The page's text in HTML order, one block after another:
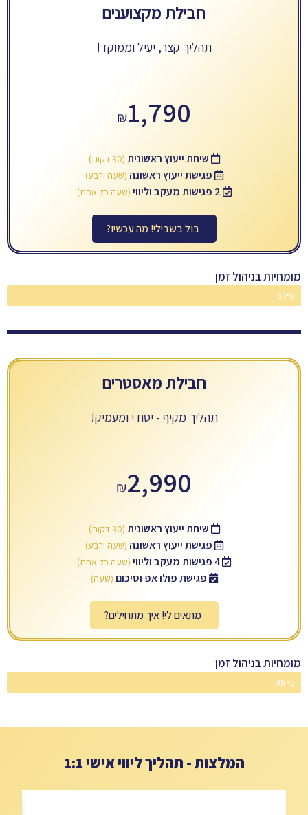
חבילת מקצוענים
תהליך קצר, יעיל וממוקד!
₪1,790
שיחת ייעוץ ראשונית (30 דקות)
פגישת ייעוץ ראשונה (שעה ורבע)
(שעה כל אחת)
בול בשבילי! מה עכשיו?
מומחיות בניהול זמן
מקצוענים
80%
חבילת מאסטרים
תהליך מקיף - יסודי ומעמיק!
₪2,990
שיחת ייעוץ ראשונית (30 דקות)
פגישת ייעוץ ראשונה (שעה ורבע)
(שעה כל אחת)
פגישת פולו אפ וסיכום (שעה)
מתאים לי! איך מתחילים?
מומחיות בניהול זמן
מאסטרים
98%
המלצות - תהליך ליווי אישי 1:1